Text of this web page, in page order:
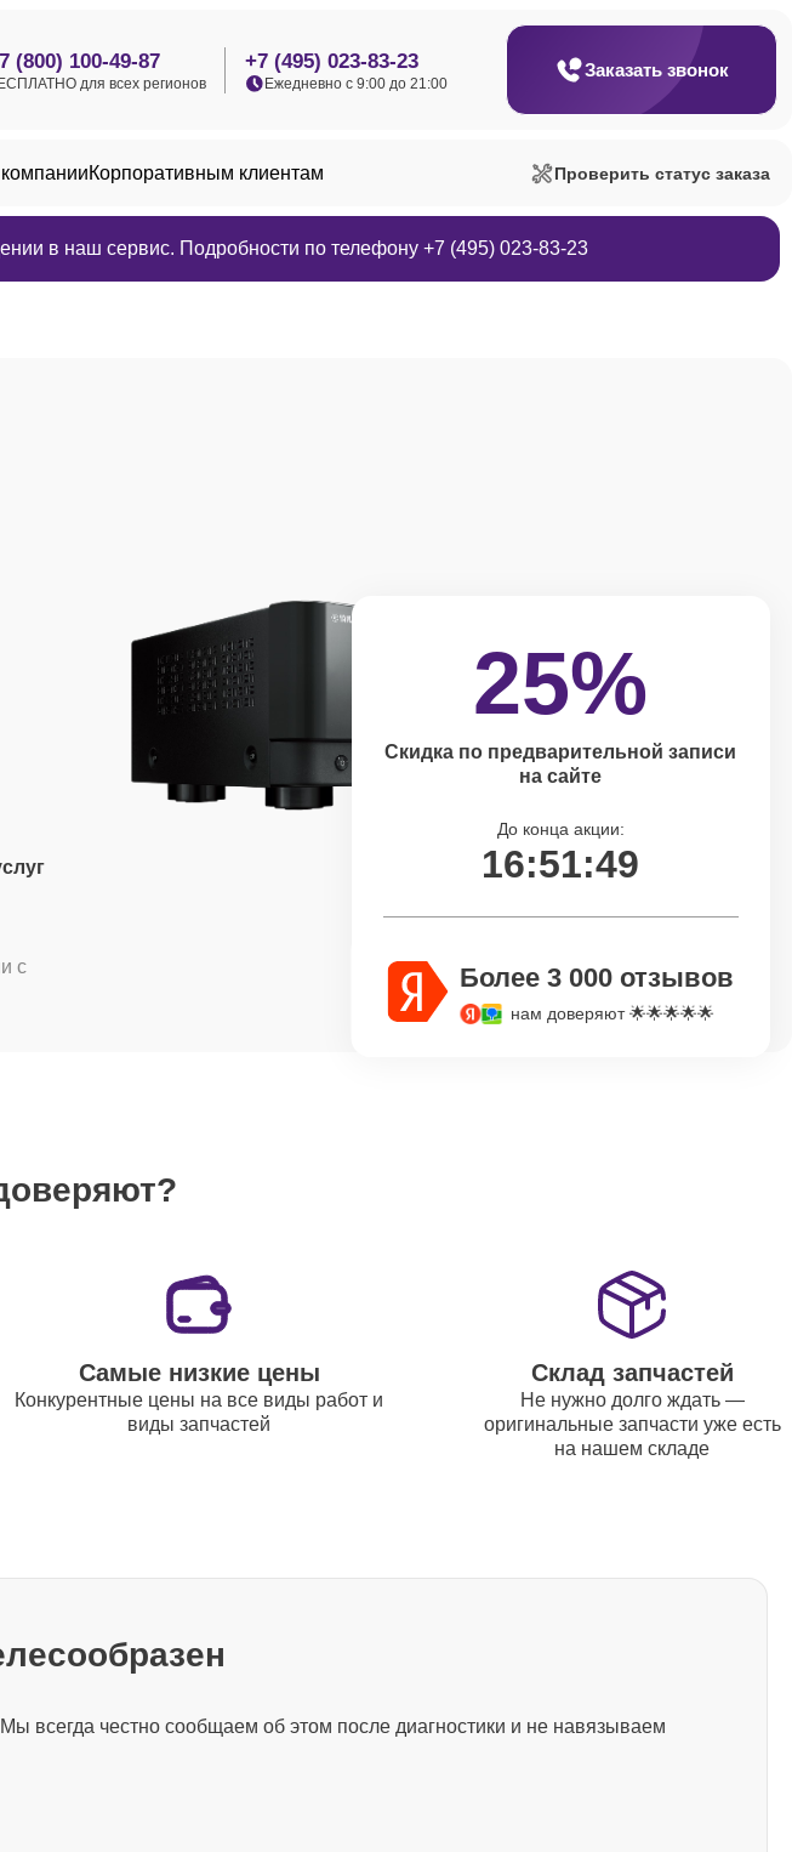
(800) 100-49-87
для всех регионов
+7 (495) 023-83-23
Ежедневно с 9:00 до 21:00
Заказать звонок
Корпоративным клиентам Проверить статус заказа
в наш сервис. Подробности по телефону +7 (495) 023-83-23
с
25%
Скидка по предварительной записи
на сайте
До конца акции:
16:51:48
Более 3 000 отзывов
нам доверяют 🌟🌟🌟🌟🌟
Самые низкие цены
Конкурентные цены на все виды работ и
виды запчастей
Склад запчастей
Не нужно долго ждать —
оригинальные запчасти уже есть
на нашем складе
всегда честно сообщаем об этом после диагностики и не навязываем